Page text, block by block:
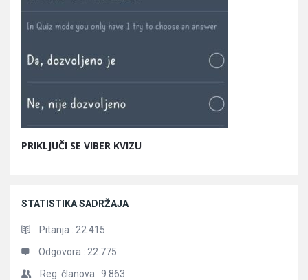
PRIKLJUČI SE VIBER KVIZU
STATISTIKA SADRŽAJA
Pitanja : 22.415
Odgovora : 22.775
Reg. članova : 9.863